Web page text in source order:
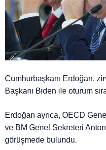
Cumhurbaşkanı Erdoğan,
Başkanı Biden ile oturum
Erdoğan ayrıca, OECD
ve BM Genel Sekreteri
görüşmede bulundu.